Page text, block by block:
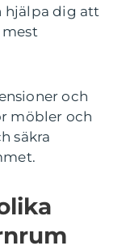
hjälpa dig att
mest
och
möbler och
säkra